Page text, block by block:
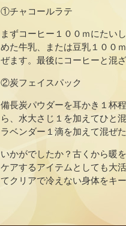
①チャコールラテ
まずコーヒー１００ｍにたい
めた牛乳、または豆乳１００
ぜます。最後にコーヒーと混
②炭フェイスパック
備長炭パウダーを耳かき１杯
ら、水大さじ１を加えてひと
ラベンダー１滴を加えて混ぜ
いかがでしたか？古くから暖
ケアするアイテムとしても大
てクリアで冷えない身体をキ